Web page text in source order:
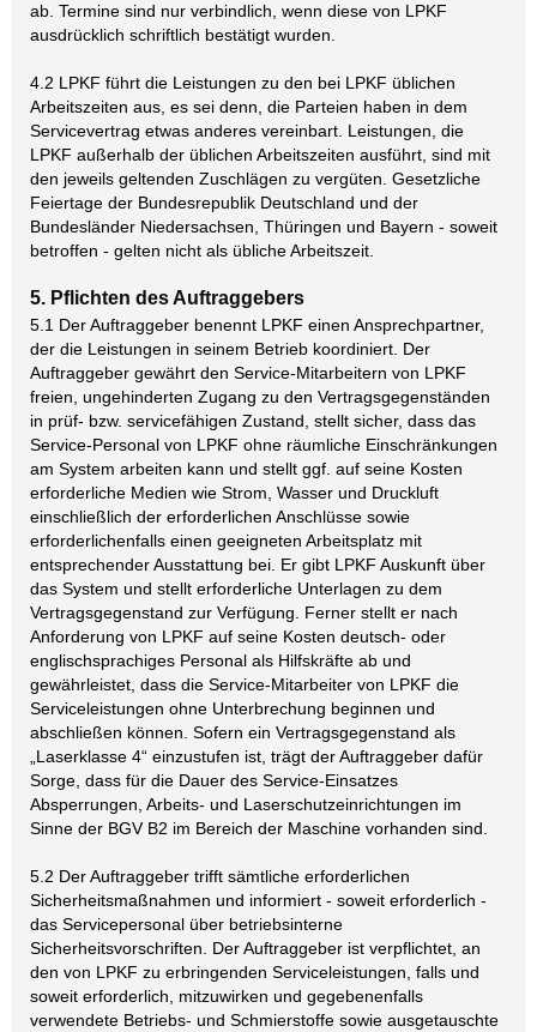
ab. Termine sind nur verbindlich, wenn diese von LPKF
ausdrücklich schriftlich bestätigt wurden.
4.2 LPKF führt die Leistungen zu den bei LPKF üblichen
Arbeitszeiten aus, es sei denn, die Parteien haben in dem
Servicevertrag etwas anderes vereinbart. Leistungen, die
LPKF außerhalb der üblichen Arbeitszeiten ausführt, sind mit
den jeweils geltenden Zuschlägen zu vergüten. Gesetzliche
Feiertage der Bundesrepublik Deutschland und der
Bundesländer Niedersachsen, Thüringen und Bayern - soweit
betroffen - gelten nicht als übliche Arbeitszeit.
5. Pflichten des Auftraggebers
5.1 Der Auftraggeber benennt LPKF einen Ansprechpartner,
der die Leistungen in seinem Betrieb koordiniert. Der
Auftraggeber gewährt den Service-Mitarbeitern von LPKF
freien, ungehinderten Zugang zu den Vertragsgegenständen
in prüf- bzw. servicefähigen Zustand, stellt sicher, dass das
Service-Personal von LPKF ohne räumliche Einschränkungen
am System arbeiten kann und stellt ggf. auf seine Kosten
erforderliche Medien wie Strom, Wasser und Druckluft
einschließlich der erforderlichen Anschlüsse sowie
erforderlichenfalls einen geeigneten Arbeitsplatz mit
entsprechender Ausstattung bei. Er gibt LPKF Auskunft über
das System und stellt erforderliche Unterlagen zu dem
Vertragsgegenstand zur Verfügung. Ferner stellt er nach
Anforderung von LPKF auf seine Kosten deutsch- oder
englischsprachiges Personal als Hilfskräfte ab und
gewährleistet, dass die Service-Mitarbeiter von LPKF die
Serviceleistungen ohne Unterbrechung beginnen und
abschließen können. Sofern ein Vertragsgegenstand als
„Laserklasse 4“ einzustufen ist, trägt der Auftraggeber dafür
Sorge, dass für die Dauer des Service-Einsatzes
Absperrungen, Arbeits- und Laserschutzeinrichtungen im
Sinne der BGV B2 im Bereich der Maschine vorhanden sind.
5.2 Der Auftraggeber trifft sämtliche erforderlichen
Sicherheitsmaßnahmen und informiert - soweit erforderlich -
das Servicepersonal über betriebsinterne
Sicherheitsvorschriften. Der Auftraggeber ist verpflichtet, an
den von LPKF zu erbringenden Serviceleistungen, falls und
soweit erforderlich, mitzuwirken und gegebenenfalls
verwendete Betriebs- und Schmierstoffe sowie ausgetauschte